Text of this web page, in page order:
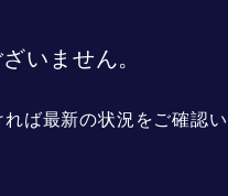
いません。
ば最新の状況をご確認い